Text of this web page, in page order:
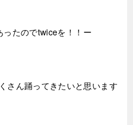
たのでtwiceを！！ー
さん踊ってきたいと思います